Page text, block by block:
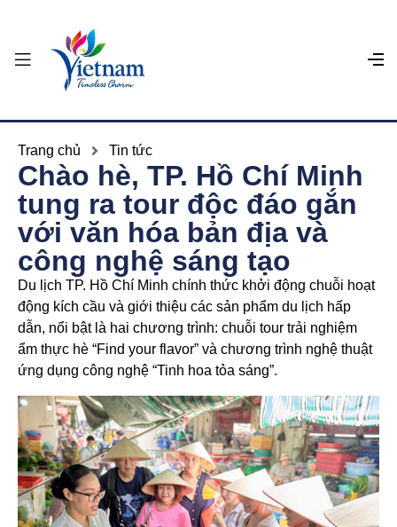
Trang chủ Tin tức
Chào hè, TP. Hồ Chí Minh
tung ra tour độc đáo gắn
với văn hóa bản địa và
công nghệ sáng tạo
Du lịch TP. Hồ Chí Minh chính thức khởi động chuỗi hoạt
động kích cầu và giới thiệu các sản phẩm du lịch hấp
dẫn, nổi bật là hai chương trình: chuỗi tour trải nghiệm
ẩm thực hè “Find your flavor” và chương trình nghệ thuật
ứng dụng công nghệ “Tinh hoa tỏa sáng”.